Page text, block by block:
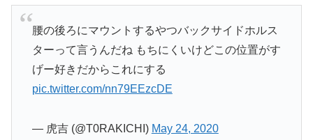
腰の後ろにマウントするやつバックサイドホルス
ターって言うんだね もちにくいけどこの位置がす
げー好きだからこれにする
pic.twitter.com/nn79EEzcDE
— 虎吉 (@T0RAKICHI) May 24, 2020